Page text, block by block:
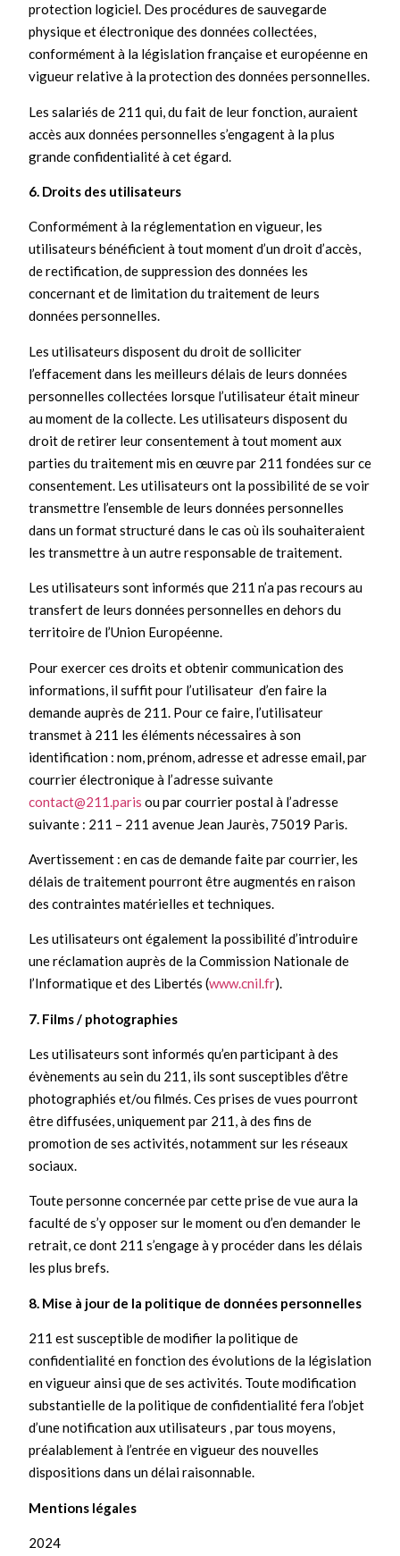
protection logiciel. Des procédures de sauvegarde
physique et électronique des données collectées,
conformément à la législation française et européenne en
vigueur relative à la protection des données personnelles.
Les salariés de 211 qui, du fait de leur fonction, auraient
accès aux données personnelles s’engagent à la plus
grande confidentialité à cet égard.
6. Droits des utilisateurs
Conformément à la réglementation en vigueur, les
utilisateurs bénéficient à tout moment d’un droit d’accès,
de rectification, de suppression des données les
concernant et de limitation du traitement de leurs
données personnelles.
Les utilisateurs disposent du droit de solliciter
l’effacement dans les meilleurs délais de leurs données
personnelles collectées lorsque l’utilisateur était mineur
au moment de la collecte. Les utilisateurs disposent du
droit de retirer leur consentement à tout moment aux
parties du traitement mis en œuvre par 211 fondées sur ce
consentement. Les utilisateurs ont la possibilité de se voir
transmettre l’ensemble de leurs données personnelles
dans un format structuré dans le cas où ils souhaiteraient
les transmettre à un autre responsable de traitement.
Les utilisateurs sont informés que 211 n’a pas recours au
transfert de leurs données personnelles en dehors du
territoire de l’Union Européenne.
Pour exercer ces droits et obtenir communication des
informations, il suffit pour l’utilisateur d’en faire la
demande auprès de 211. Pour ce faire, l’utilisateur
transmet à 211 les éléments nécessaires à son
identification : nom, prénom, adresse et adresse email, par
courrier électronique à l’adresse suivante
contact@211.paris ou par courrier postal à l’adresse
suivante : 211 – 211 avenue Jean Jaurès, 75019 Paris.
Avertissement : en cas de demande faite par courrier, les
délais de traitement pourront être augmentés en raison
des contraintes matérielles et techniques.
Les utilisateurs ont également la possibilité d’introduire
une réclamation auprès de la Commission Nationale de
l’Informatique et des Libertés (www.cnil.fr).
7. Films / photographies
Les utilisateurs sont informés qu’en participant à des
évènements au sein du 211, ils sont susceptibles d’être
photographiés et/ou filmés. Ces prises de vues pourront
être diffusées, uniquement par 211, à des fins de
promotion de ses activités, notamment sur les réseaux
sociaux.
Toute personne concernée par cette prise de vue aura la
faculté de s’y opposer sur le moment ou d’en demander le
retrait, ce dont 211 s’engage à y procéder dans les délais
les plus brefs.
8. Mise à jour de la politique de données personnelles
211 est susceptible de modifier la politique de
confidentialité en fonction des évolutions de la législation
en vigueur ainsi que de ses activités. Toute modification
substantielle de la politique de confidentialité fera l’objet
d’une notification aux utilisateurs , par tous moyens,
préalablement à l’entrée en vigueur des nouvelles
dispositions dans un délai raisonnable.
Mentions légales
2024